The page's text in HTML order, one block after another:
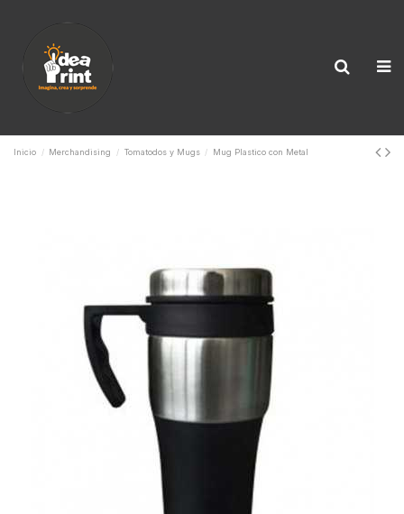
Inicio Merchandising Tomatodos y Mugs Mug Plastico con Metal